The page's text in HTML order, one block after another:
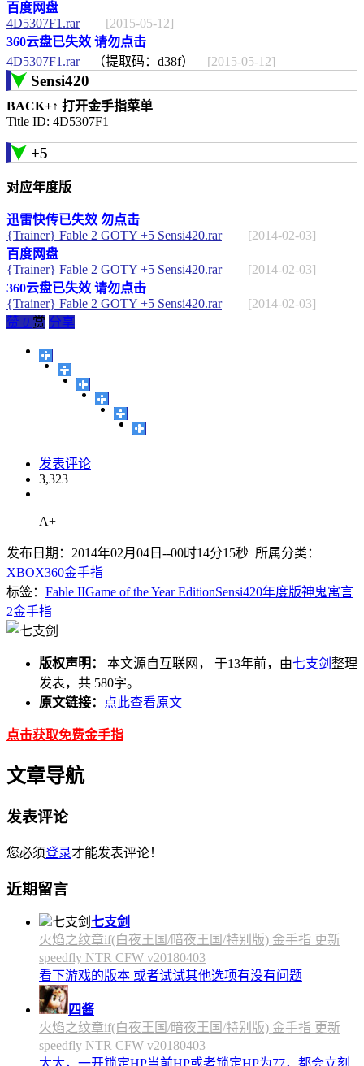
百度网盘
4D5307F1.rar
[2015-05-12]
360云盘已失效 请勿点击
4D5307F1.rar（提取码：d38f） [2015-05-12]
Sensi420
BACK+↑ 打开金手指菜单
Title ID: 4D5307F1
+5
对应年度版
迅雷快传已失效 勿点击
{Trainer} Fable 2 GOTY +5 Sensi420.rar
[2014-02-03]
百度网盘
{Trainer} Fable 2 GOTY +5 Sensi420.rar
[2014-02-03]
360云盘已失效 请勿点击
{Trainer} Fable 2 GOTY +5 Sensi420.rar
[2014-02-03]
赞 0 赏 分享
发表评论
3,323
A+
发布日期：2014年02月04日--00时14分15秒 所属分类：
XBOX360金手指
标签： Fable IIGame of the Year EditionSensi420年度版神鬼寓言
2金手指
版权声明： 本文源自互联网， 于13年前，由七支剑 整理
发表，共 580字。
原文链接：
点此查看原文
点击获取免费金手指
文章导航
发表评论
您必须登录才能发表评论！
近期留言
七支剑
火焰之纹章if(白夜王国/暗夜王国/特别版) 金手指 更新
speedfly NTR CFW v20180403
看下游戏的版本 或者试试其他选项有没有问题
四酱
火焰之纹章if(白夜王国/暗夜王国/特别版) 金手指 更新
speedfly NTR CFW v20180403